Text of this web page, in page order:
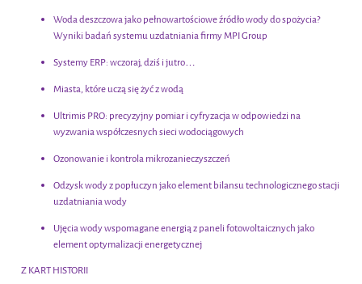
Woda deszczowa jako pełnowartościowe źródło wody do spożycia?
Wyniki badań systemu uzdatniania firmy MPI Group
Systemy ERP: wczoraj, dziś i jutro…
Miasta, które uczą się żyć z wodą
Ultrimis PRO: precyzyjny pomiar i cyfryzacja w odpowiedzi na
wyzwania współczesnych sieci wodociągowych
Ozonowanie i kontrola mikrozanieczyszczeń
Odzysk wody z popłuczyn jako element bilansu technologicznego stacji
uzdatniania wody
Ujęcia wody wspomagane energią z paneli fotowoltaicznych jako
element optymalizacji energetycznej
Z KART HISTORII